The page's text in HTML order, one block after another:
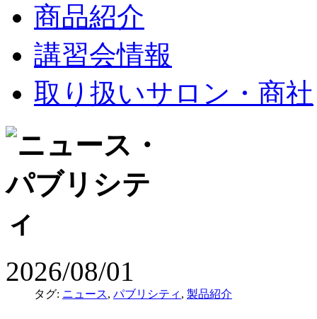
商品紹介
講習会情報
取り扱いサロン・商社
2026/08/01
タグ: ニュース, パブリシティ , 製品紹介